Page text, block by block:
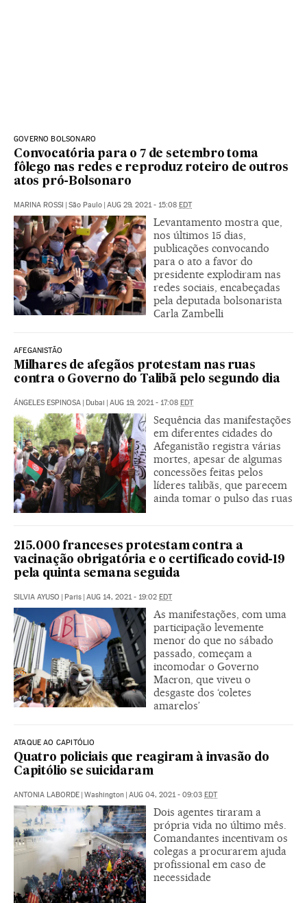
GOVERNO BOLSONARO
Convocatória para o 7 de setembro toma
fôlego nas redes e reproduz roteiro de outros
atos pró-Bolsonaro
MARINA ROSSI | São Paulo | AUG 29, 2021 - 15:08 EDT
Levantamento mostra que,
nos últimos 15 dias,
publicações convocando
para o ato a favor do
presidente explodiram nas
redes sociais, encabeçadas
pela deputada bolsonarista
Carla Zambelli
AFEGANISTÃO
Milhares de afegãos protestam nas ruas
contra o Governo do Talibã pelo segundo dia
ÁNGELES ESPINOSA | Dubai | AUG 19, 2021 - 17:08 EDT
Sequência das manifestações
em diferentes cidades do
Afeganistão registra várias
mortes, apesar de algumas
concessões feitas pelos
líderes talibãs, que parecem
ainda tomar o pulso das ruas
215.000 franceses protestam contra a
vacinação obrigatória e o certificado covid-19
pela quinta semana seguida
SILVIA AYUSO | Paris | AUG 14, 2021 - 19:02 EDT
As manifestações, com uma
participação levemente
menor do que no sábado
passado, começam a
incomodar o Governo
Macron, que viveu o
desgaste dos ‘coletes
amarelos’
ATAQUE AO CAPITÓLIO
Quatro policiais que reagiram à invasão do
Capitólio se suicidaram
ANTONIA LABORDE | Washington | AUG 04, 2021 - 09:03 EDT
Dois agentes tiraram a
própria vida no último mês.
Comandantes incentivam os
colegas a procurarem ajuda
profissional em caso de
necessidade